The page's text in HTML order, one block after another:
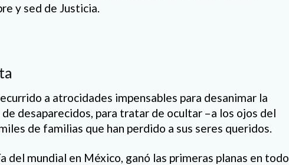
y sed de Justicia.
a atrocidades impensables para desanimar la
desaparecidos, para tratar de ocultar –a los ojos del
de familias que han perdido a sus seres queridos.
del mundial en México, ganó las primeras planas en todo